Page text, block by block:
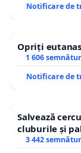
Notificare de
Opriți
1 606
Notificare de
Salvează
cluburile și
3 442